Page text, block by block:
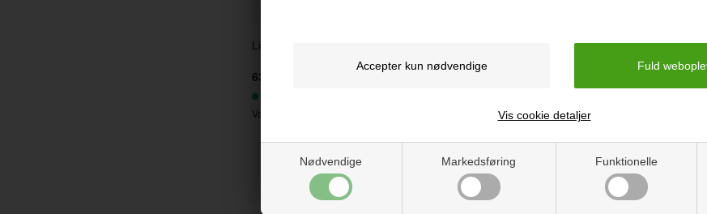
Nødvendige Markedsføring Funktionelle
Vis cookie detaljer
Lionelo Otto, Cozy Grey
639 kr.
Varenr.:
Lionelo Pascal Grå Dove Vugge
Varenr.:LO-PASCAL GREY DOVE